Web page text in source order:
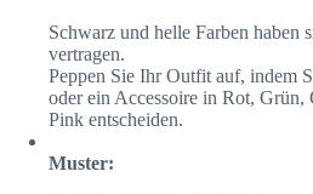
Schwarz und helle Farben haben
vertragen.
Peppen Sie Ihr Outfit auf, indem
oder ein Accessoire in Rot, Grün,
Pink entscheiden.
Muster: